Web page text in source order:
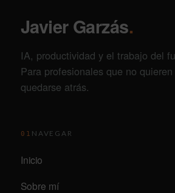
Javier Garzás.
IA, productividad y el trabajo del
Para profesionales que no quieren
quedarse atrás.
01 NAVEGAR
Inicio
Sobre mí